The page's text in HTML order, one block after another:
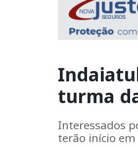
turma
Interessados
terão início